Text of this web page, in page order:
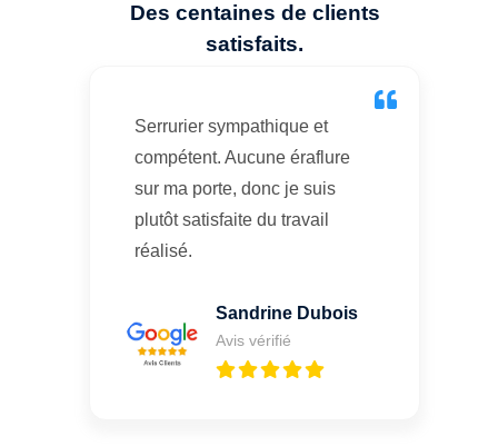
Des centaines de clients
satisfaits.
Serrurier sympathique et
compétent. Aucune éraflure
sur ma porte, donc je suis
plutôt satisfaite du travail
réalisé.
Sandrine Dubois
Avis vérifié